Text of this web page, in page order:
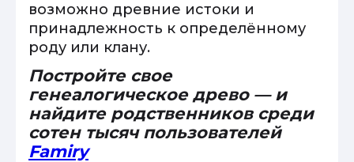
возможно древние истоки и
принадлежность к определённому
роду или клану.
Постройте свое
генеалогическое древо — и
найдите родственников среди
сотен тысяч пользователей
Famiry